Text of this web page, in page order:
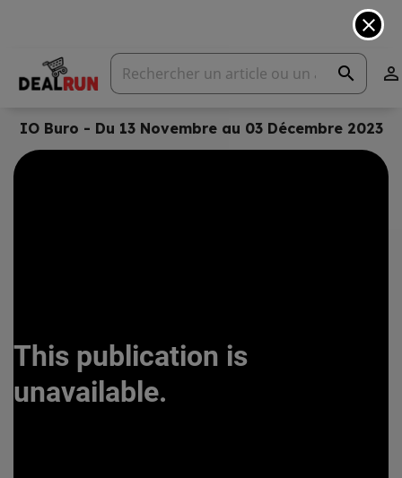
search 
close
IO Buro - Du 13 Novembre au 03 Décembre 2023